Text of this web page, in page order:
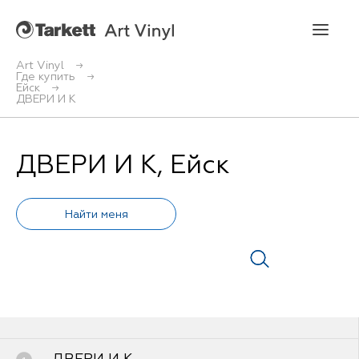
Art Vinyl
Где купить
Ейск
ДВЕРИ И К
ДВЕРИ И К, Ейск
Укладка
Конструктор интерьера
Art Vinyl в интерьере